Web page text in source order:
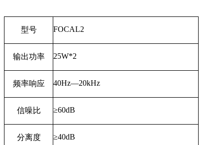
型号 FOCAL2
输出功率 25W*2
频率响应 40Hz—20kHz
信噪比 ≥60dB
分离度 ≥40dB